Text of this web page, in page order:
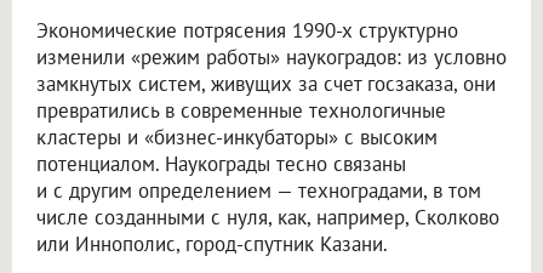
Экономические потрясения 1990-х структурно
изменили «режим работы» наукоградов: из условно
замкнутых систем, живущих за счет госзаказа, они
превратились в современные технологичные
кластеры и «бизнес-инкубаторы» с высоким
потенциалом. Наукограды тесно связаны
и с другим определением — техноградами, в том
числе созданными с нуля, как, например, Сколково
или Иннополис, город-спутник Казани.